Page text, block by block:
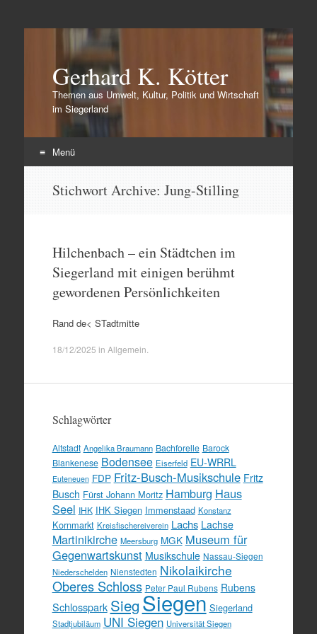
Gerhard K. Kötter
Themen aus Umwelt, Kultur, Politik und Wirtschaft
im Siegerland
Menü
Stichwort Archive: Jung-Stilling
Hilchenbach – ein Städtchen im
Siegerland mit einigen berühmt
gewordenen Persönlichkeiten
Rand de< STadtmitte
18/12/2025 in Allgemein
Schlagwörter
Altstadt Angelika Braumann Bachforelle Barock
Blankenese Bodensee Eiserfeld EU-WRRL
Euteneuen FDP Fritz-Busch-Musikschule Fritz
Busch Fürst Johann Moritz Hamburg Haus
Seel IHK IHK Siegen Immenstaad Konstanz
Kornmarkt Kreisfischereiverein Lachs Lachse
Martinikirche Meersburg MGK Museum für
Gegenwartskunst Musikschule Nassau-Siegen
Niederschelden Nienstedten Nikolaikirche
Oberes Schloss Peter Paul Rubens Rubens
Schlosspark SiegSiegen Siegerland
Stadtjubiläum UNI Siegen Universität Siegen